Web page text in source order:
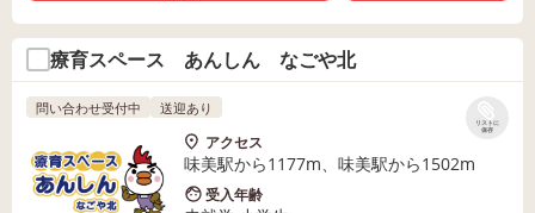
療育スペース あんしん なごや北
リストに
保存
問い合わせ受付中 送迎あり
アクセス
味美駅から1177m、味美駅から1502m
受入年齢